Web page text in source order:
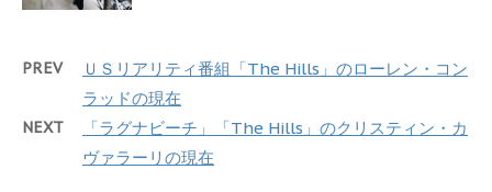
PREV
ＵＳリアリティ番組「The Hills」のローレン・コン
ラッドの現在
NEXT
「ラグナビーチ」「The Hills」のクリスティン・カ
ヴァラーリの現在